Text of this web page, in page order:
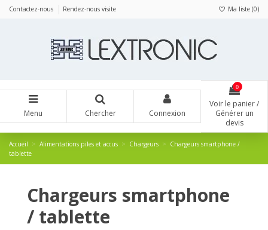
Contactez-nous Rendez-nous visite Ma liste (0)
Menu Chercher Connexion
0
Voir le panier /
Générer un
devis
Accueil Alimentations piles et accus Chargeurs
Chargeurs smartphone /
tablette
Chargeurs smartphone
/ tablette
Panneau de gestion des cookies